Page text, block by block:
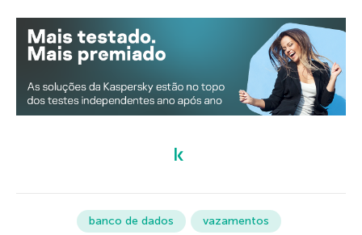
banco de dados vazamentos